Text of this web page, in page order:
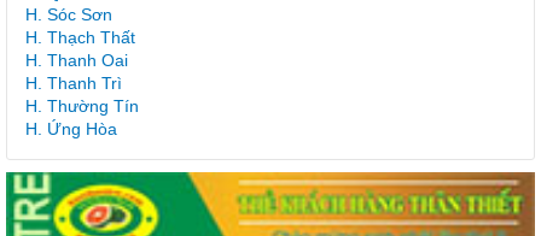
H. Sóc Sơn
H. Thạch Thất
H. Thanh Oai
H. Thanh Trì
H. Thường Tín
H. Ứng Hòa